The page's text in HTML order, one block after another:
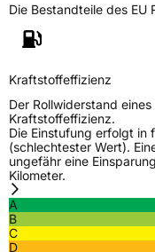
Die Bestandteile des EU
Kraftstoffeffizienz
Der Rollwiderstand
Kraftstoffeffizienz.
Die Einstufung erfolgt in
(schlechtester Wert).
ungefähr eine
Kilometer.
A
B
C
D